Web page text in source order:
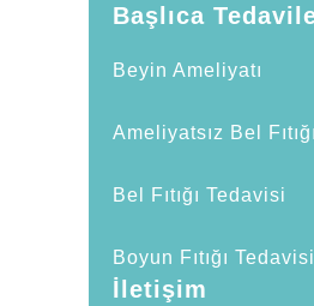
Başlıca
Beyin Ameliyatı
Ameliyatsız Bel
Bel Fıtığı Tedavisi
Boyun Fıtığı Tedavisi
İletişim